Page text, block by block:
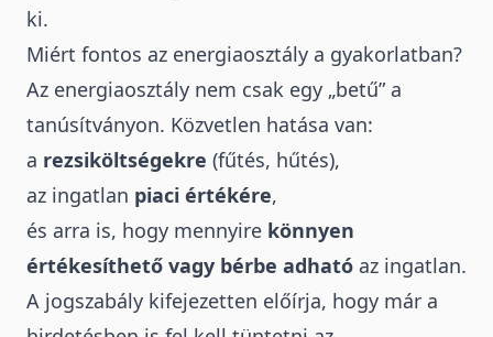
ki.
Miért fontos az energiaosztály a gyakorlatban?
Az energiaosztály nem csak egy „betű” a
tanúsítványon. Közvetlen hatása van:
a rezsiköltségekre (fűtés, hűtés),
az ingatlan piaci értékére,
és arra is, hogy mennyire könnyen
értékesíthető vagy bérbe adható az ingatlan.
A jogszabály kifejezetten előírja, hogy már a